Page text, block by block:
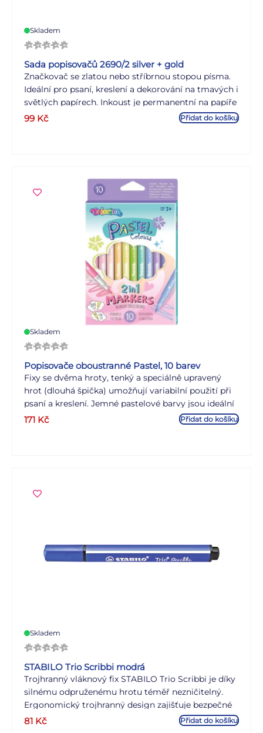
Skladem
Sada popisovačů 2690/2 silver + gold
Značkovač se zlatou nebo stříbrnou stopou písma.
Ideální pro psaní, kreslení a dekorování na tmavých i
světlých papírech. Inkoust je permanentní na papíře
a porézních materiálech a částečně permanentní na
99 Kč Přidat do košíku
Skladem
Popisovače oboustranné Pastel, 10 barev
Fixy se dvěma hroty, tenký a speciálně upravený
hrot (dlouhá špička) umožňují variabilní použití při
psaní a kreslení. Jemné pastelové barvy jsou ideální
pro kreslení kontur a následné vybarvování
171 Kč Přidat do košíku
Skladem
STABILO Trio Scribbi modrá
Trojhranný vláknový fix STABILO Trio Scribbi je díky
silnému odpruženému hrotu téměř nezničitelný.
Ergonomický trojhranný design zajišťuje bezpečné
držení v dětských rukou při malování. Intenzivní
81 Kč Přidat do košíku